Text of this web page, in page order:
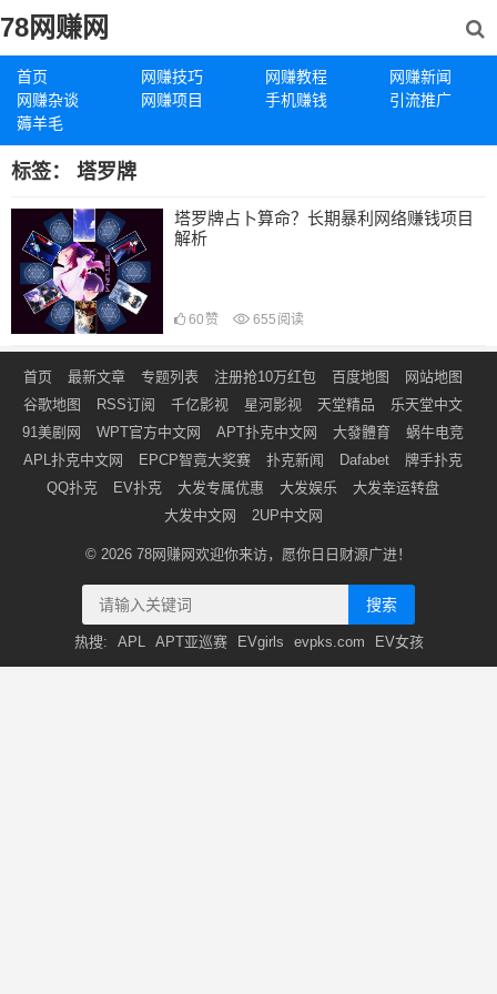
78网赚网
首页 网赚技巧 网赚教程
网赚新闻
网赚杂谈
网赚项目 手机赚钱
引流推广
薅羊毛
标签： 塔罗牌
塔罗牌占卜算命？长期暴利网络赚钱项目
解析
60 赞 655 阅读
首页 最新文章 专题列表 注册抢10万红包 百度地图
网站地图
谷歌地图
RSS订阅 千亿影视 星河影视 天堂精品
乐天堂中文
91美剧网
WPT官方中文网 APT扑克中文网 大發體育
蜗牛电竞
APL扑克中文网
EPCP智竟大奖赛 扑克新闻 Dafabet
牌手扑克
QQ扑克
EV扑克 大发专属优惠 大发娱乐
大发幸运转盘
大发中文网
2UP中文网
© 2026 78网赚网欢迎你来访，愿你日日财源广进！
搜索
热搜: APL APT亚巡赛 EVgirls evpks.com EV女孩